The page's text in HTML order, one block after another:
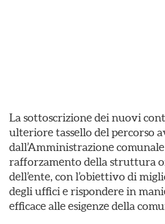
La sottoscrizione dei nuovi
ulteriore tassello del percorso
dall’Amministrazione
rafforzamento della struttura
dell’ente, con l’obiettivo di
degli uffici e rispondere in
efficace alle esigenze della